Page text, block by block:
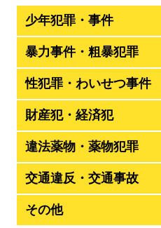
少年犯罪・事件
暴力事件・粗暴犯罪
性犯罪・わいせつ事件
財産犯・経済犯
違法薬物・薬物犯罪
交通違反・交通事故
その他